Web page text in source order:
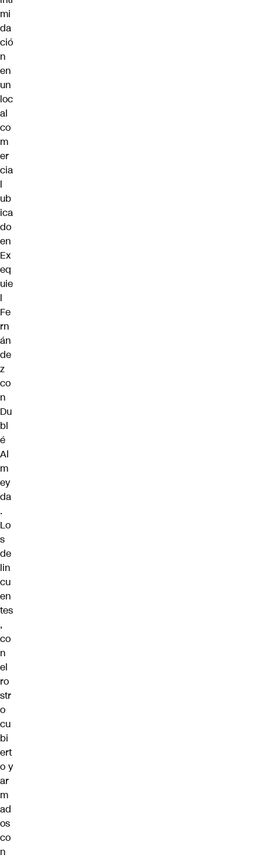
mi
da
ció
n
en
un
loc
al
co
m
er
cia
l
ub
ica
do
en
Ex
eq
uie
l
Fe
rn
án
de
z
co
n
Du
bl
é
Al
m
ey
da
.
Lo
s
de
lin
cu
en
tes
,
co
n
el
ro
str
o
cu
bi
ert
o y
ar
m
ad
os
co
n